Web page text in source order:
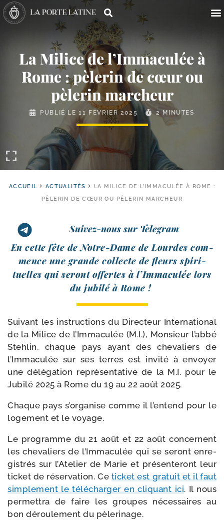
La Milice de l’Immaculée à
Rome : pèlerin de cœur ou
pèlerin marcheur
PUBLIÉ LE11 FÉVRIER 2025 2 MINUTES
ACCUEIL ACTUALITÉS
LA MILICE DE L’IMMACULÉE À ROME :
PÈLERIN DE CŒUR OU PÈLERIN MARCHEUR
Suivez-nous sur Telegram
En cette fête de Notre-​Dame de Lourdes com­
mence une grande col­lecte de fleurs spi­ri­
tuelles qui seront offertes à l’Immaculée lors
du jubi­lé à Rome !
Suivant les ins­truc­tions du Directeur International
de la Milice de l’Immaculée (M.I.), Monsieur l’abbé
Stehlin, chaque pays ayant des che­va­liers de
l’Immaculée sur ses terres est invi­té à envoyer
une délé­ga­tion repré­sen­ta­tive de la M.I. pour le
Jubilé 2025 à Rome du 19 au 22 août 2025.
Chaque pays s’organise comme il l’entend pour le
loge­ment et le voyage.
Le pro­gramme du 21 août et 22 août concernent
les che­va­liers de l’Immaculée qui se seront enre­
gis­trés sur l’Atelier de Marie et pré­sen­te­ront leur
ticket de réser­va­tion. Ce ticket est gra­tuit et il faut
sim­ple­ment le télé­char­ger en cli­quant ici. Il nous
per­met­tra de faire les groupes néces­saires au
bon dérou­le­ment du pèlerinage.